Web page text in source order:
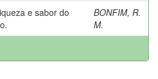
e sabor do
BONFIM, R.
M.